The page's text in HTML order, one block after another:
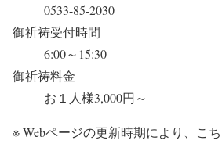
0533-85-2030
御祈祷受付時間
6:00～15:30
御祈祷料金
お１人様3,000円～
※ Webページの更新時期により、こ